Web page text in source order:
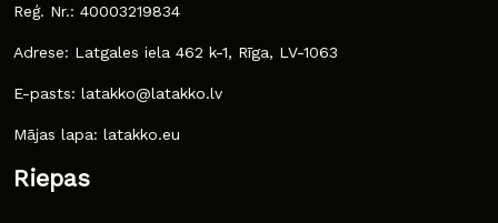
Reģ. Nr.: 40003219834
Adrese: Latgales iela 462 k-1, Rīga, LV-1063
E-pasts: latakko@latakko.lv
Mājas lapa: latakko.eu
Riepas